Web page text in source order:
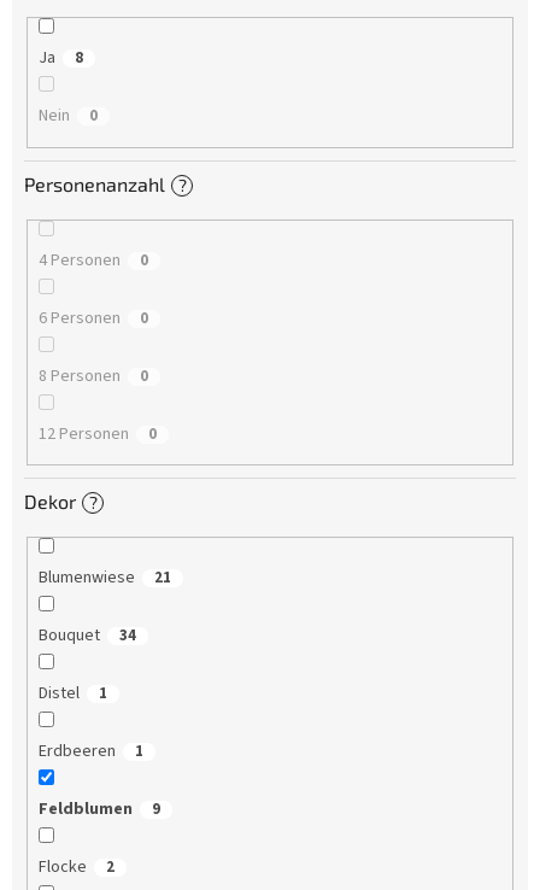
Ja 8
Nein 0
Personenanzahl ?
4 Personen 0
6 Personen 0
8 Personen 0
12 Personen 0
Dekor ?
Blumenwiese 21
Bouquet 34
Distel 1
Erdbeeren 1
Feldblumen 9
Flocke 2